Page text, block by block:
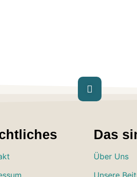
Das
Über Uns
Unsere